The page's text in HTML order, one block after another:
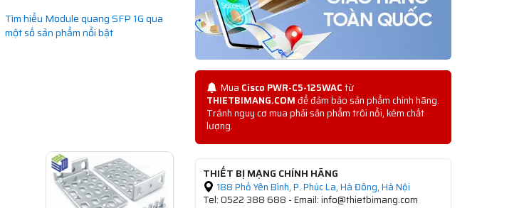
Tìm hiểu Module quang SFP 1G qua
một số sản phẩm nổi bật
Mua Cisco PWR-C5-125WACtừ
THIETBIMANG.COMđể đảm bảo sản phẩm chính hãng.
Tránh nguy cơ mua phải sản phẩm trôi nổi, kém chất
lượng.
THIẾT BỊ MẠNG CHÍNH HÃNG
188 Phố Yên Bình, P. Phúc La, Hà Đông, Hà Nội
Tel: 0522 388 688 - Email: info@thietbimang.com